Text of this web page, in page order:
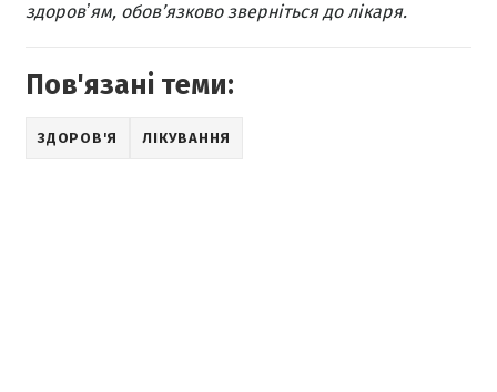
здоровʼям, обов’язково зверніться до лікаря.
Пов'язані теми:
ЗДОРОВ'Я ЛІКУВАННЯ